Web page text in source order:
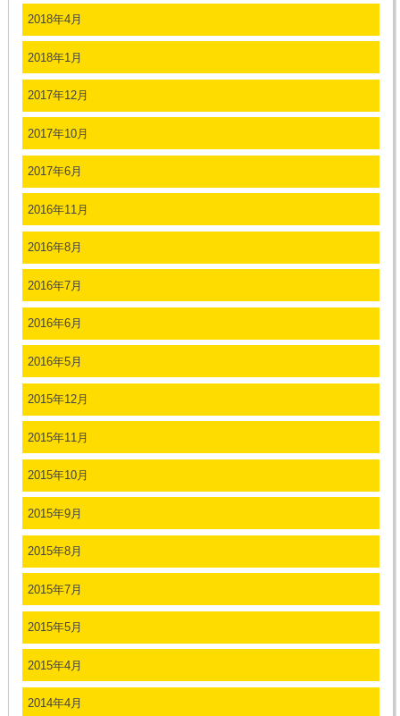
2018年4月
2018年1月
2017年12月
2017年10月
2017年6月
2016年11月
2016年8月
2016年7月
2016年6月
2016年5月
2015年12月
2015年11月
2015年10月
2015年9月
2015年8月
2015年7月
2015年5月
2015年4月
2014年4月